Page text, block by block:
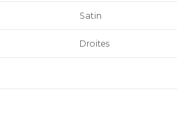
Satin
Droites